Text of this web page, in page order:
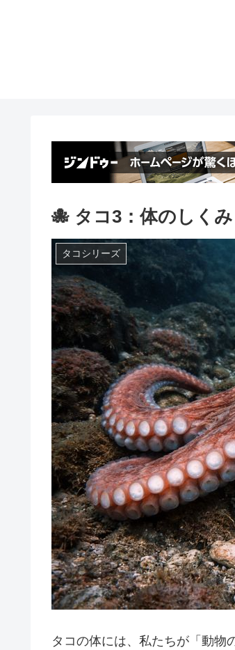
🐙 タコ3：体のしく
タコシリーズ
タコの体には、私たちが「動物